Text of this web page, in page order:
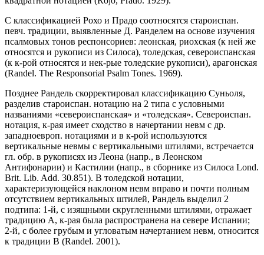
С классификацией Рохо и Прадо соотносятся староиспан.
певч. традиции, выявленные Д. Ранделем на основе изучения
псалмовых тонов респонсориев: леонская, риохская (к ней же
относятся и рукописи из Силоса), толедская, североиспанская
(к к-рой относятся и нек-рые толедские рукописи), арагонская
(Randel. The Responsorial Psalm Tones. 1969).
Позднее Рандель скорректировал классификацию Суньоля,
разделив староиспан. нотацию на 2 типа с условными
названиями «североиспанская» и «толедская». Cевероиспан.
нотация, к-рая имеет сходство в начертании невм с др.
западноевроп. нотациями и в к-рой используются
вертикальные невмы с вертикальными штилями, встречается
гл. обр. в рукописях из Леона (напр., в Леонском
Антифонарии) и Кастилии (напр., в сборнике из Силоса Lond.
Brit. Lib. Add. 30.851). В толедской нотации,
характеризующейся наклоном невм вправо и почти полным
отсутствием вертикальных штилей, Рандель выделил 2
подтипа: 1-й, с изящными скругленными штилями, отражает
традицию А, к-рая была распространена на севере Испании;
2-й, с более грубым и угловатым начертанием невм, относится
к традиции B (Randel. 2001).